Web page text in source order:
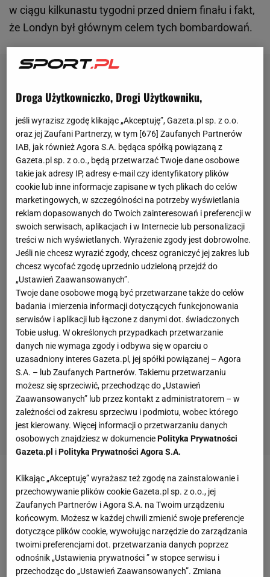
w ciągu kilkunastu tygodni przed dniem finału i fakt,
że Londyn był głównym celem tych bombardowań.
- Kiedy grałem, wojna wcale mnie tak bardzo nie
interesowała - mówił potem cytowany w książce
"Futbol w cieniu Holokaustu" - jeden z zawodników
Preston, który 10 maja zatrzymał na Wembley wielki
Arsenal. Pół roku od rozpoczętej 24 lutego inwazji
Rosji na Ukrainę, dokładnie 23 sierpnia, wróciła
Droga Użytkowniczko, Drogi Użytkowniku,
jeśli wyrazisz zgodę klikając „Akceptuję”, Gazeta.pl sp. z o.o.
oraz jej Zaufani Partnerzy, w tym [676] Zaufanych Partnerów
IAB, jak również Agora S.A. będąca spółką powiązaną z
Gazeta.pl sp. z o.o., będą przetwarzać Twoje dane osobowe
takie jak adresy IP, adresy e-mail czy identyfikatory plików
cookie lub inne informacje zapisane w tych plikach do celów
marketingowych, w szczególności na potrzeby wyświetlania
reklam dopasowanych do Twoich zainteresowań i preferencji w
swoich serwisach, aplikacjach i w Internecie lub personalizacji
treści w nich wyświetlanych. Wyrażenie zgody jest dobrowolne.
Jeśli nie chcesz wyrazić zgody, chcesz ograniczyć jej zakres lub
chcesz wycofać zgodę uprzednio udzieloną przejdź do
„Ustawień Zaawansowanych”.
Twoje dane osobowe mogą być przetwarzane także do celów
badania i mierzenia informacji dotyczących funkcjonowania
serwisów i aplikacji lub łączone z danymi dot. świadczonych
Tobie usług. W określonych przypadkach przetwarzanie
danych nie wymaga zgody i odbywa się w oparciu o
uzasadniony interes Gazeta.pl, jej spółki powiązanej – Agora
S.A. – lub Zaufanych Partnerów. Takiemu przetwarzaniu
możesz się sprzeciwić, przechodząc do „Ustawień
Zaawansowanych” lub przez kontakt z administratorem – w
zależności od zakresu sprzeciwu i podmiotu, wobec którego
jest kierowany. Więcej informacji o przetwarzaniu danych
osobowych znajdziesz w dokumenciePolityka Prywatności
Gazeta.pl iPolityka Prywatności Agora S.A.
Klikając „Akceptuję” wyrażasz też zgodę na zainstalowanie i
przechowywanie plików cookie Gazeta.pl sp. z o.o., jej
Zaufanych Partnerów i Agora S.A. na Twoim urządzeniu
końcowym. Możesz w każdej chwili zmienić swoje preferencje
dotyczące plików cookie, wywołując narzędzie do zarządzania
twoimi preferencjami dot. przetwarzania danych poprzez
odnośnik „Ustawienia prywatności ” w stopce serwisu i
przechodząc do „Ustawień Zaawansowanych”. Zmiana